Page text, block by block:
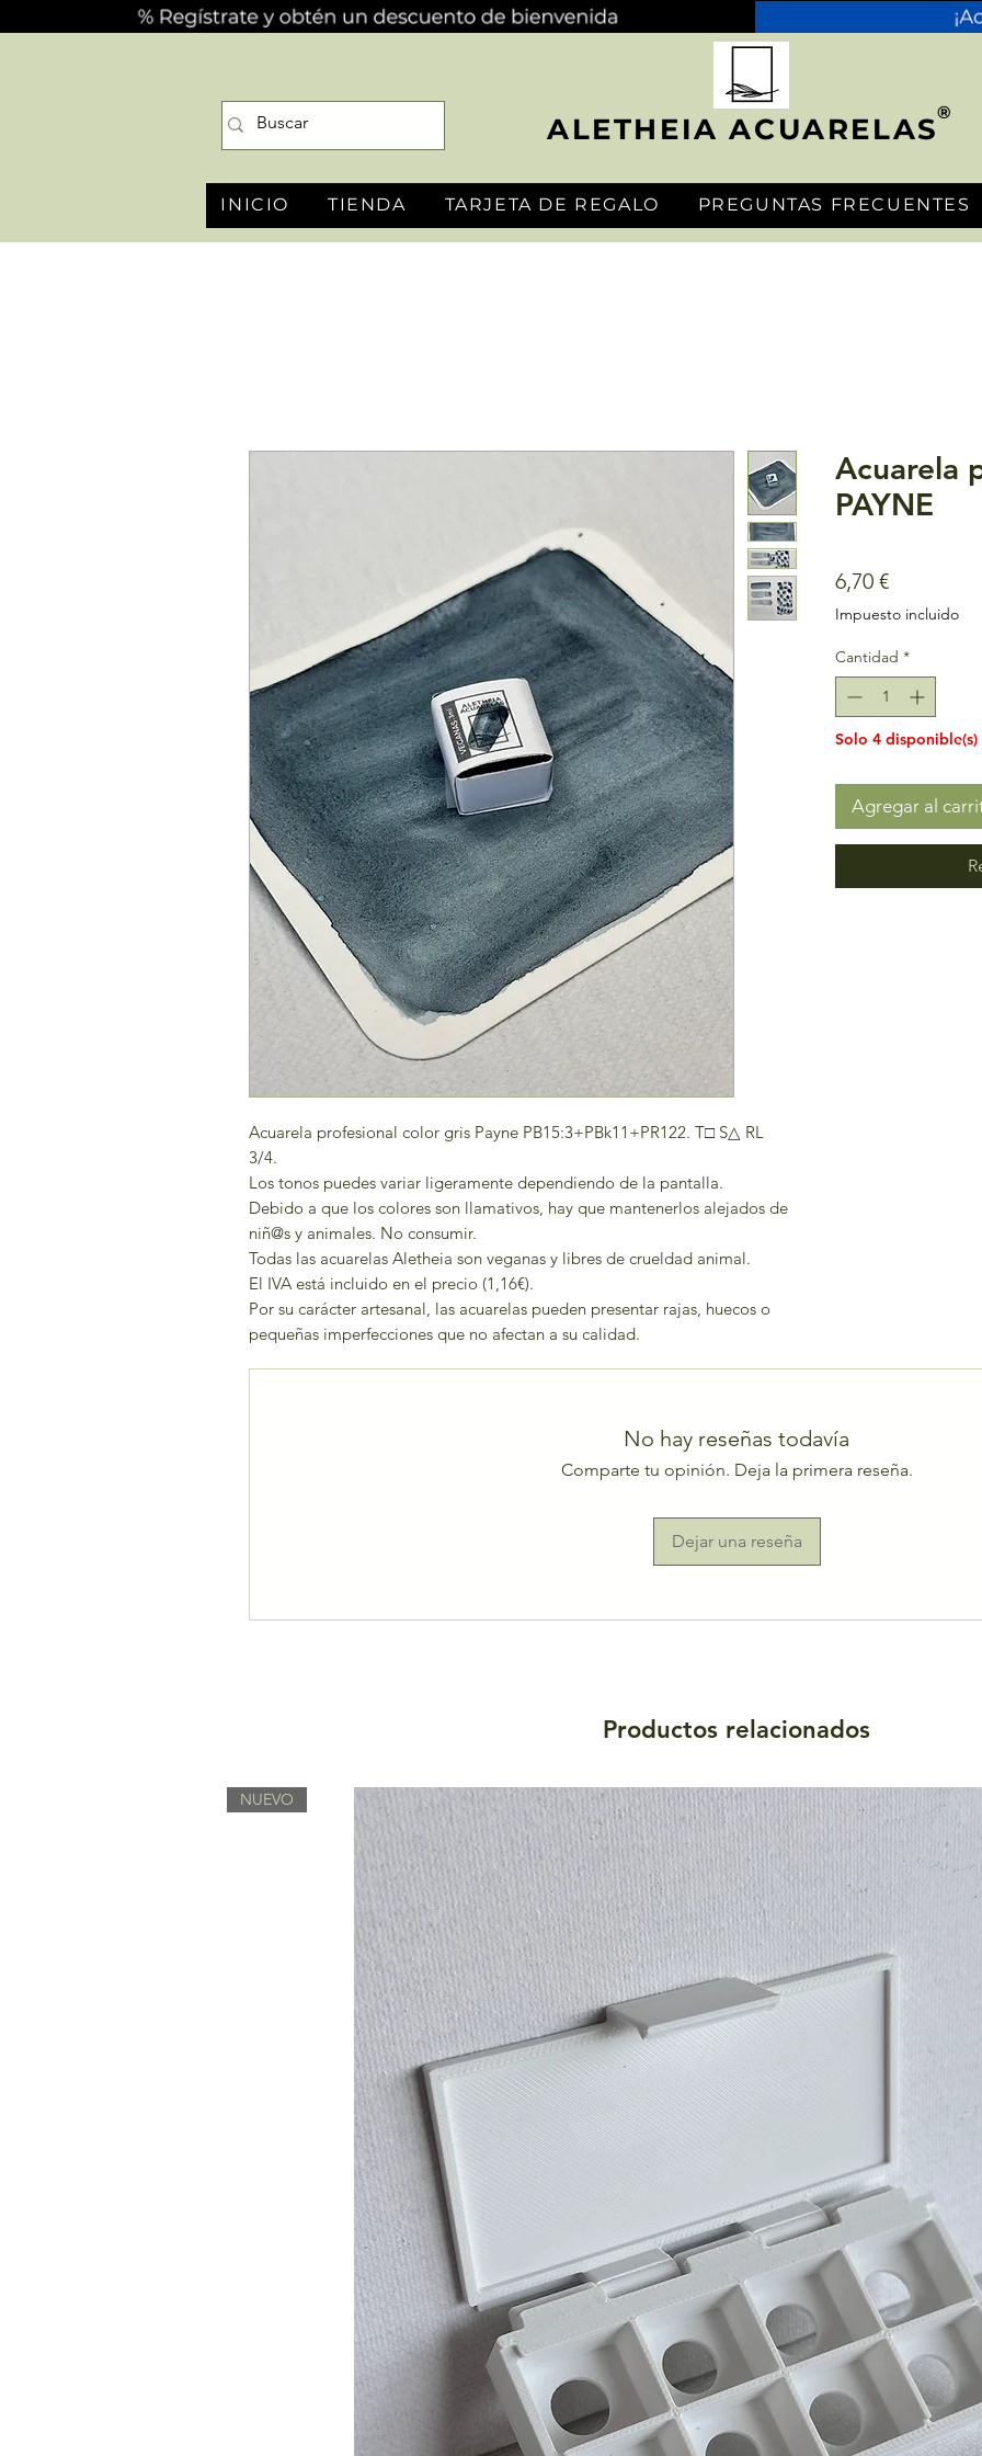
ALETHEIA ACUARELAS®
INICIO TIENDA TARJETA DE REGALO PREGUNTAS FRECUENTES
Acuarela profesional color gris Payne PB15:3+PBk11+PR122. T□ S△ RL
3/4.
Los tonos puedes variar ligeramente dependiendo de la pantalla.
Debido a que los colores son llamativos, hay que mantenerlos alejados de
niñ@s y animales. No consumir.
Todas las acuarelas Aletheia son veganas y libres de crueldad animal.
El IVA está incluido en el precio (1,16€).
Por su carácter artesanal, las acuarelas pueden presentar rajas, huecos o
pequeñas imperfecciones que no afectan a su calidad.
Acuarela
PAYNE
6,70 €Precio
Impuesto incluido
Cantidad *
Solo 4 disponible(s)
Agregar al
No hay reseñas todavía
Comparte tu opinión. Deja la primera reseña.
Dejar una reseña
Productos relacionados
NUEVO